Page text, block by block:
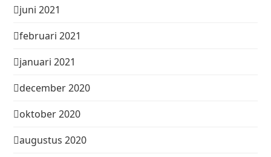
juni 2021
februari 2021
januari 2021
december 2020
oktober 2020
augustus 2020